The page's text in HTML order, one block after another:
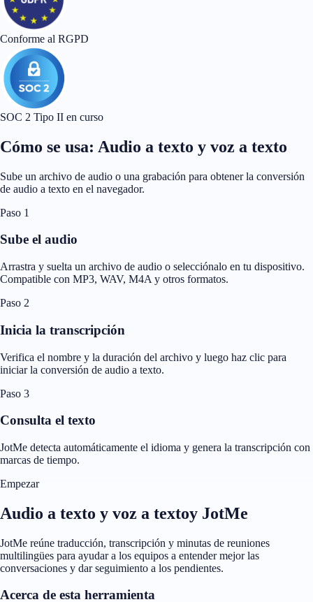
Conforme al RGPD
SOC 2 Tipo II en curso
Cómo se usa: Audio a texto y voz a texto
Sube un archivo de audio o una grabación para obtener la conversión
de audio a texto en el navegador.
Paso 1
Sube el audio
Arrastra y suelta un archivo de audio o selecciónalo en tu dispositivo.
Compatible con MP3, WAV, M4A y otros formatos.
Paso 2
Inicia la transcripción
Verifica el nombre y la duración del archivo y luego haz clic para
iniciar la conversión de audio a texto.
Paso 3
Consulta el texto
JotMe detecta automáticamente el idioma y genera la transcripción con
marcas de tiempo.
Empezar
Audio a texto y voz a textoy JotMe
JotMe reúne traducción, transcripción y minutas de reuniones
multilingües para ayudar a los equipos a entender mejor las
conversaciones y dar seguimiento a los pendientes.
Acerca de esta herramienta